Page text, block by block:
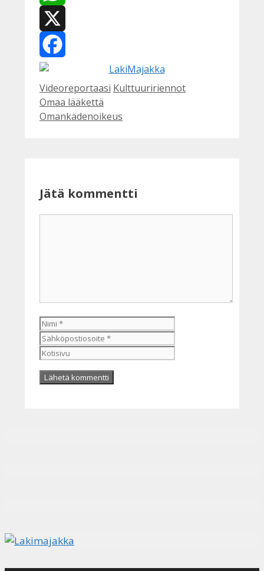
WhatsApp
X
Facebook
Kategoriat
Videoreportaasi Avainsanat
Kulttuuririennot
Omaa lääkettä
Omankädenoikeus
Jätä kommentti
Nimi